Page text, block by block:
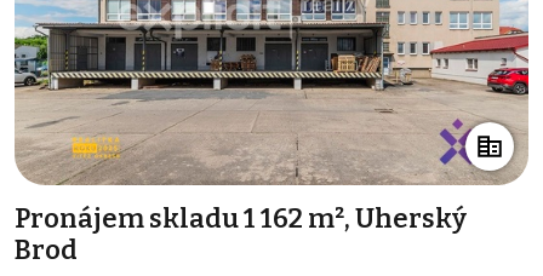
Pronájem skladu 1 162 m², Uherský
Brod